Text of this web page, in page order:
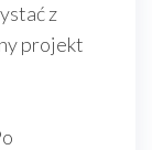
z
projekt